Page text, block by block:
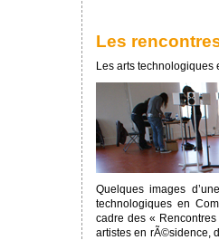
Les
Les arts
Quelques images
technologiques en
cadre des «
artistes en rÃ©sidence,